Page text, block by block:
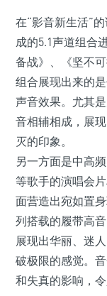
在“影音新生活”
成的5.1声道组合
备战》、《坚不
组合展现出来的
声音效果。尤其
音相辅相成，展
灭的印象。
另一方面是中高
等歌手的演唱会
面营造出宛如置
列搭载的履带高
展现出华丽、迷
破极限的感觉。
和失真的影响，